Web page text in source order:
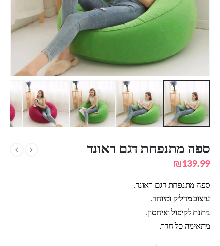
ספה מתנפחת דגם ראונד
₪139.99
ספה מתנפחת דגם ראונד.
עיצוב מדליק ומיוחד.
ניתנת לקיפול ואיחסון.
מתאימה כל חדר.